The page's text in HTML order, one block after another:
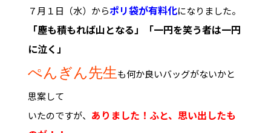
７月１日（水）からポリ袋が有料化になりました。
「塵も積もれば山となる」「一円を笑う者は一円
に泣く」
ぺんぎん先生も何か良いバッグがないかと
思案して
いたのですが、 ありました！ふと、思い出したも